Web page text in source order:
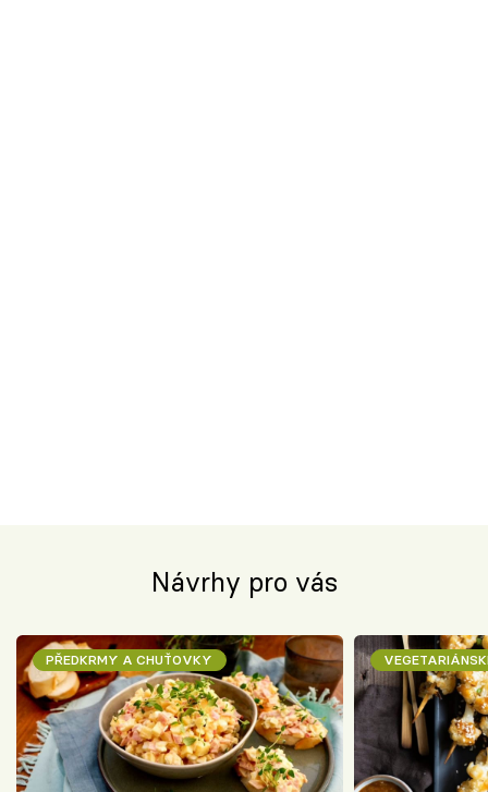
Návrhy pro vás
PŘEDKRMY A CHUŤOVKY